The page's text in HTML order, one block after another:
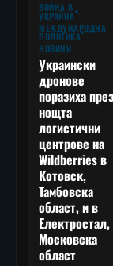
ВОЙНА В
УКРАЙНА
МЕЖДУНАРОДНА
ПОЛИТИКА
НОВИНИ
Украински
дронове
поразиха през
нощта
логистични
центрове на
Wildberries в
Котовск,
Тамбовска
област, и в
Електростал,
Московска
област